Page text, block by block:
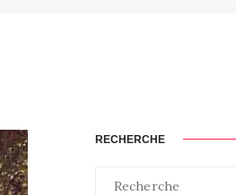
RECHERCHE